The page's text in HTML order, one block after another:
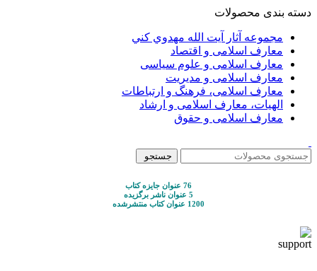
دسته بندی محصولات
مجموعه آثار آيت الله مهدوي كني
معارف اسلامی و اقتصاد
معارف اسلامی و علوم سیاسی
معارف اسلامی و مدیریت
معارف اسلامی، فرهنگ و ارتباطات
الهیات، معارف اسلامی و ارشاد
معارف اسلامی و حقوق
جستجو
76 عنوان جایزه کتاب
5 عنوان ناشر برگزیده
1200 عنوان کتاب منتشرشده